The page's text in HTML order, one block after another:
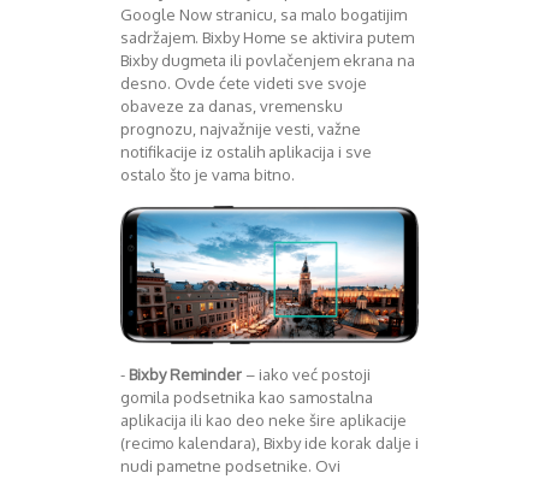
Google Now stranicu, sa malo bogatijim
sadržajem. Bixby Home se aktivira putem
Bixby dugmeta ili povlačenjem ekrana na
desno. Ovde ćete videti sve svoje
obaveze za danas, vremensku
prognozu, najvažnije vesti, važne
notifikacije iz ostalih aplikacija i sve
ostalo što je vama bitno.
- Bixby Reminder – iako već postoji
gomila podsetnika kao samostalna
aplikacija ili kao deo neke šire aplikacije
(recimo kalendara), Bixby ide korak dalje i
nudi pametne podsetnike. Ovi